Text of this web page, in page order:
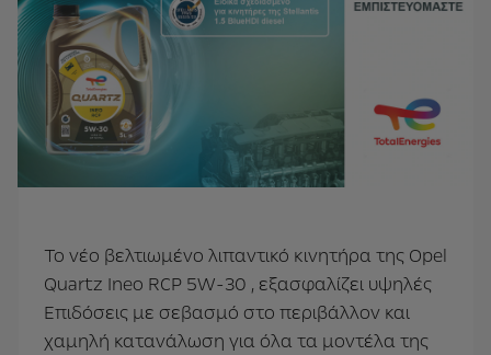
Το νέο βελτιωμένο λιπαντικό κινητήρα της Opel
Quartz Ineo RCP 5W-30 , εξασφαλίζει υψηλές
Επιδόσεις με σεβασμό στο περιβάλλον και
χαμηλή κατανάλωση για όλα τα μοντέλα της